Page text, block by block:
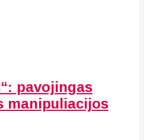
pavojingas
manipuliacijos